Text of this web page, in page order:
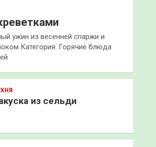
ужин из весенней спаржи и
Категория: Горячие блюда
из сельди